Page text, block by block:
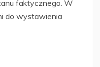
faktycznego. W
do wystawienia